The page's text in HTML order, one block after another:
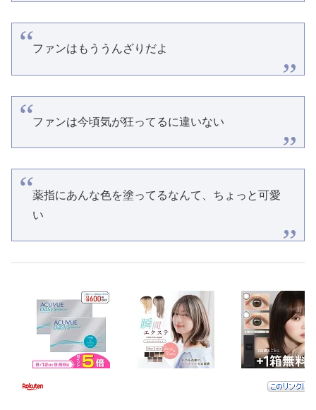
ファンはもううんざりだよ
ファンは今頃気が狂ってるに違いない
薬指にあんな色を塗ってるなんて、ちょっと可愛
い